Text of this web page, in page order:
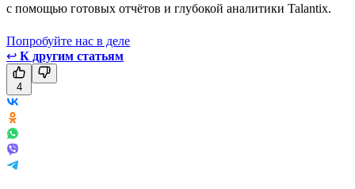
с помощью готовых отчётов и глубокой аналитики Talantix.
Попробуйте нас в деле
↩ К другим статьям
4